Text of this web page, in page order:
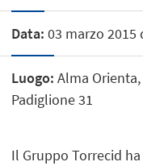
Data: 03 marzo 2015
Luogo: Alma
Padiglione 31
Il Gruppo Torrecid